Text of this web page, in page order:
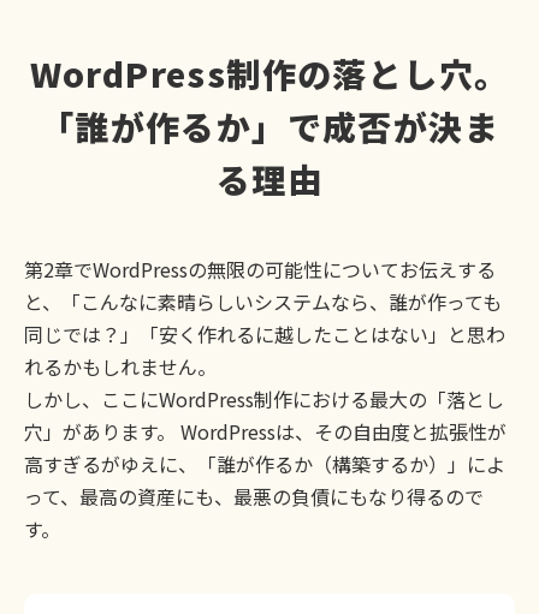
WordPress制作の落とし穴。
「誰が作るか」で成否が決ま
る理由
第2章でWordPressの無限の可能性についてお伝えする
と、「こんなに素晴らしいシステムなら、誰が作っても
同じでは？」「安く作れるに越したことはない」と思わ
れるかもしれません。
しかし、ここにWordPress制作における最大の「落とし
穴」があります。 WordPressは、その自由度と拡張性が
高すぎるがゆえに、「誰が作るか（構築するか）」によ
って、最高の資産にも、最悪の負債にもなり得るので
す。